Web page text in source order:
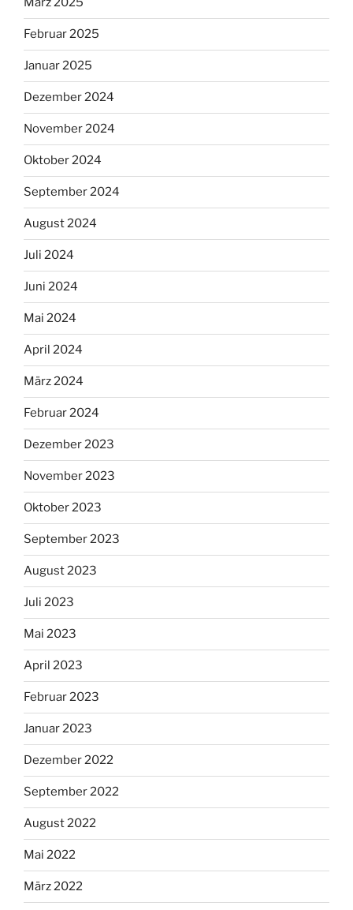
Februar 2025
Januar 2025
Dezember 2024
November 2024
Oktober 2024
September 2024
August 2024
Juli 2024
Juni 2024
Mai 2024
April 2024
März 2024
Februar 2024
Dezember 2023
November 2023
Oktober 2023
September 2023
August 2023
Juli 2023
Mai 2023
April 2023
Februar 2023
Januar 2023
Dezember 2022
September 2022
August 2022
Mai 2022
März 2022